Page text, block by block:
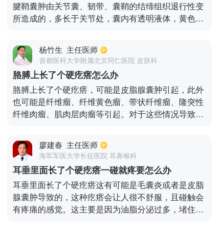
腱鞘囊肿由关节囊、韧带、囊鞘的结缔组织退行性变
所造成的，多长于关节处，囊内有透明液体，黄色的
部，下肢。多以青少年和女性为主。这种病发病缓
慢，发病处会有疼痛感，活动时不方便。除此之外，
腿上出现脓肿也可能是脂肪瘤或者纤维瘤，这种瘤生
长慢。不管是腱鞘囊肿还是纤维瘤都是可以通过手术
切除的，所以大家不需要太担心。
杨竹生 主任医师
首都医科大学附属北京同仁医院 皮肤科
胳膊上长了个硬疙瘩怎么办
胳膊上长了个硬疙瘩，可能是皮脂腺囊肿引起，此外
也可能是纤维瘤、纤维黄色瘤、带状纤维瘤、隆突性
纤维肉瘤、肌肉层肉瘤等引起。对于这些情况导致的
纤维黄色瘤一般都是良性的病变，所以只要切除完整
一般不会复发。如果是肌肉层肉瘤以及隆突性纤维肉
瘤，那么在切除的时候一定要扩大范围，将肿瘤组织
的皮肤、肌肉以及腱膜等一并切除。手术后要依据病
理检查的结果以及免疫组化的一些情况来考虑是否需
要再进行综合治疗，比如放化疗、靶向治疗等。
廖建春 主任医师
海军军医大学长征医院 耳鼻喉科
耳垂里面长了个硬疙瘩一碰就疼要怎么办
耳垂里面长了个硬疙瘩这有可能是毛囊炎或者是皮脂
腺囊肿导致的，这种疙瘩会让人很不舒服，且碰触会
有疼痛的感觉。这主要是因为油脂分泌过多，堵住了